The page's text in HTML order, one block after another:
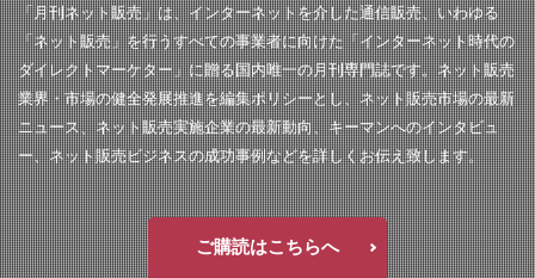
「月刊ネット販売」は、インターネットを介した通信販売、いわゆる
「ネット販売」を行うすべての事業者に向けた「インターネット時代の
ダイレクトマーケター」に贈る国内唯一の月刊専門誌です。ネット販売
業界・市場の健全発展推進を編集ポリシーとし、ネット販売市場の最新
ニュース、ネット販売実施企業の最新動向、キーマンへのインタビュ
ー、ネット販売ビジネスの成功事例などを詳しくお伝え致します。
ご購読はこちらへ